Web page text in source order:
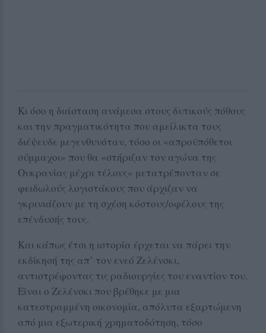
Κι όσο η διάσταση ανάμεσα στους δυτικούς πόθους
και την πραγματικότητα που αμείλικτα τους
διέψευδε μεγενθυνόταν, τόσο οι «απροϋπόθετοι
σύμμαχοι» που θα «στήριζαν τον αγώνα της
Ουκρανίας μέχρι τέλους» μετατρέπονταν σε
φειδωλούς λογιστάκους που άρχιζαν να
γκρινιάζουν με τη σχέση κόστους/οφέλους της
επένδυσής τους.
Και κάπως έτσι η ιστορία έρχεται να πάρει την
εκδίκησή της απ’ τον ενεό Ζελένσκι,
αντιστρέφοντας τις ραδιουργίες του εναντίον του.
Είναι ο Ζελένσκι που βρέθηκε με μια
κατεστραμμένη οικονομία, απόλυτα εξαρτώμενη
από μια εξωτερική χρηματοδότηση, τόσο